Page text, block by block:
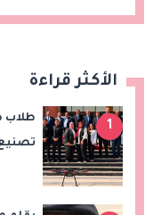
الأكثر قراءة
1